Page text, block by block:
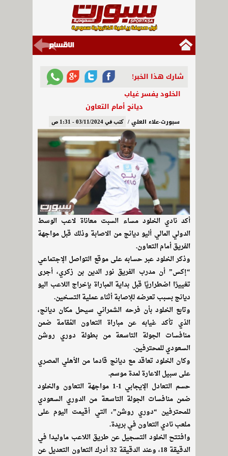
شارك هذا الخبر!
الخلود يفسر غياب
ديانج أمام التعاون
سبورت-علاء العلي / كتب في 03/11/2024 - 1:31 ص
أكد نادي الخلود مساء السبت معاناة لاعب الوسط
الدولي المالي أليو ديانج من الاصابة وذلك قبل مواجهة
الفريق أمام التعاون.
وذكر الخلود عبر حسابه على موقع التواصل الإجتماعي
“إكس” أن مدرب الفريق نور الدين بن زكري، أجرى
تغييرًا اضطراريًا قبل بداية المباراة بإخراج اللاعب اليو
ديانج بسبب تعرضه للإصابة أثناء عملية التسخين.
وتابع الخلود بأن فرحه الشمراني سيحل مكان ديانج،
الذي تأكد غيابه عن مباراة التعاون المُقامة ضمن
منافسات الجولة التاسعة من بطولة دوري روشن
السعودي للمحترفين.
وكان الخلود تعاقد مع ديانج قادما من الأهلي المصري
على سبيل الاعارة لمدة موسم.
حسم التعادل الإيجابي 1-1 مواجهة التعاون والخلود
ضمن منافسات الجولة التاسعة من الدوري السعودي
للمحترفين “دوري روشن”، التي أقيمت اليوم على
ملعب نادي التعاون في بريدة.
وافتتح الخلود التسجيل عن طريق اللاعب ماوليدا في
الدقيقة 18، وعند الدقيقة 32 أدرك التعاون التعديل عن